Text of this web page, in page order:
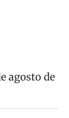
agosto de